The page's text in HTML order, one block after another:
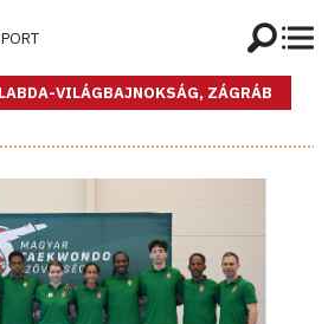
VILÁGBAJNOKSÁG, ZÁGRÁB